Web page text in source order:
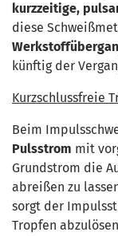
kurzzeitige,
diese
künftig der
Kurzschlussfreie
Beim
Pulsstrom mit
Grundstrom die
abreißen zu
sorgt der
Tropfen